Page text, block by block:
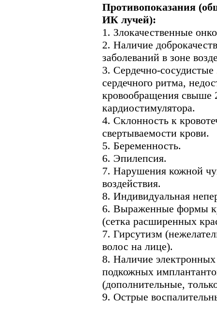
Противопоказания
ИК лучей):
1. Злокачественные
2. Наличие
заболеваний в зоне
3. Сердечно-
сердечного ритма,
кровообращения свыше
кардиостимулятора.
4. Склонность к
свертываемости крови.
5. Беременность.
6. Эпилепсия.
7. Нарушения кожной
воздействия.
8. Индивидуальная
6. Выраженные формы
(сетка расширенных
7. Гирсутизм
волос на лице).
8. Наличие
подкожных
(дополнительные,
9. Острые